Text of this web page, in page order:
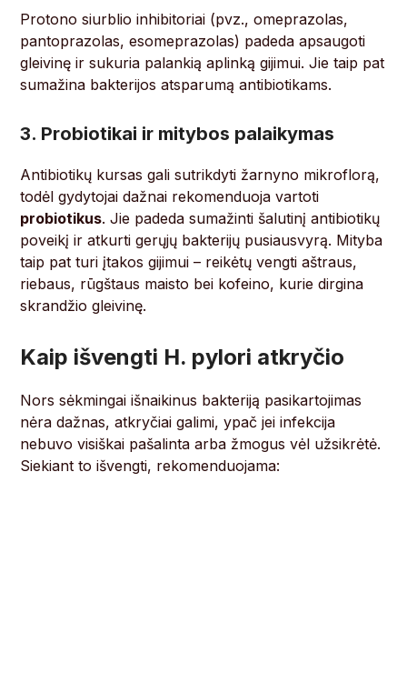
Protono siurblio inhibitoriai (pvz., omeprazolas,
pantoprazolas, esomeprazolas) padeda apsaugoti
gleivinę ir sukuria palankią aplinką gijimui. Jie taip pat
sumažina bakterijos atsparumą antibiotikams.
3. Probiotikai ir mitybos palaikymas
Antibiotikų kursas gali sutrikdyti žarnyno mikroflorą,
todėl gydytojai dažnai rekomenduoja vartoti
probiotikus. Jie padeda sumažinti šalutinį antibiotikų
poveikį ir atkurti gerųjų bakterijų pusiausvyrą. Mityba
taip pat turi įtakos gijimui – reikėtų vengti aštraus,
riebaus, rūgštaus maisto bei kofeino, kurie dirgina
skrandžio gleivinę.
Kaip išvengti H. pylori atkryčio
Nors sėkmingai išnaikinus bakteriją pasikartojimas
nėra dažnas, atkryčiai galimi, ypač jei infekcija
nebuvo visiškai pašalinta arba žmogus vėl užsikrėtė.
Siekiant to išvengti, rekomenduojama: